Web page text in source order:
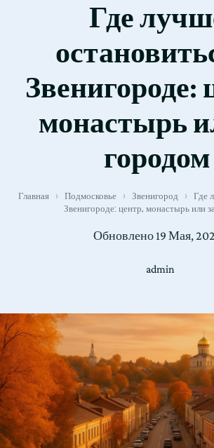
Где
Звенигороде:
монастырь
городом
Главная › Подмосковье › Звенигород ›
Где
Звенигороде: центр, монастырь или
Обновлено 19 Мая,
admin